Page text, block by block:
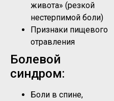
живота» (резкой
нестерпимой боли)
Признаки пищевого
отравления
Болевой
синдром:
Боли в спине,